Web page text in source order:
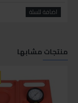
اضافة للسلة
منتجات مشابها